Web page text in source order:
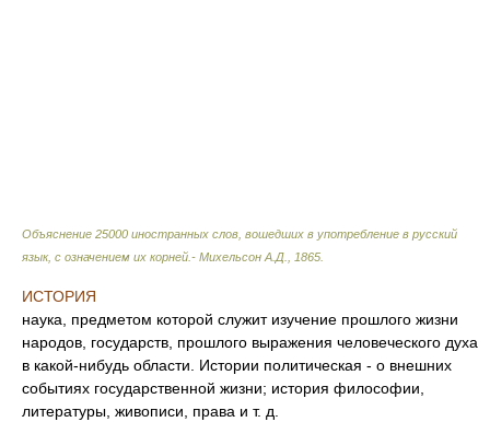
Объяснение 25000 иностранных слов, вошедших в употребление в русский
язык, с означением их корней.- Михельсон А.Д.
1865
ИСТОРИЯ
наука, предметом которой служит изучение прошлого жизни
народов, государств, прошлого выражения человеческого духа
в какой-нибудь области. Истории политическая - о внешних
событиях государственной жизни; история философии,
литературы, живописи, права и т. д.